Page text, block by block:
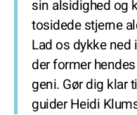
sin alsidighed og
tosidede stjerne
Lad os dykke
der former
geni. Gør dig klar
guider Heidi